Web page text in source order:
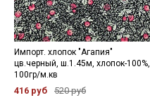
Импорт. хлопок "Агапия"
цв.черный, ш.1.45м, хлопок-100%,
100гр/м.кв
416 руб 520 руб